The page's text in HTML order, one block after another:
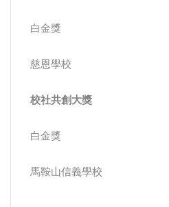
白金獎
慈恩學校
校社共創大獎
白金獎
馬鞍山信義學校